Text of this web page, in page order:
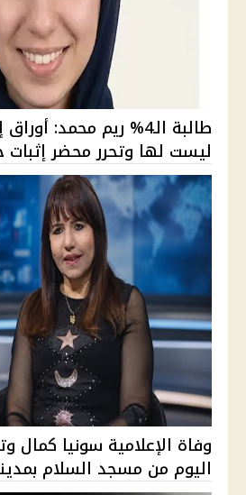
طالبة الـ4% ريم محمد:
ليست لها وتحرر محضر إثبات
وفاة الإعلامية سونيا كمال
اليوم من مسجد السلام